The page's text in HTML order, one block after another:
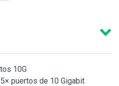
10G
puertos de 10 Gigabit